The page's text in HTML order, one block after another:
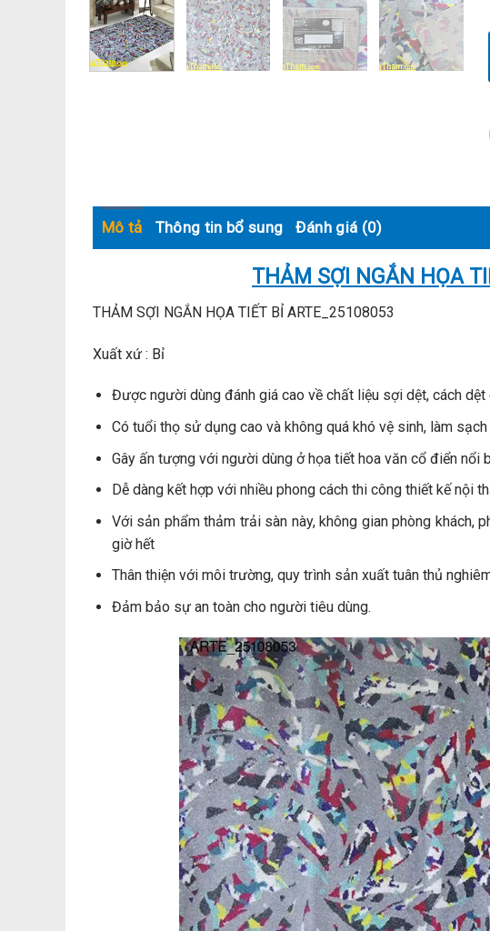
Mô tả Thông tin bổ sung Đánh giá (0)
THẢM SỢI NGẮN HỌA
THẢM SỢI NGẮN HỌA TIẾT BỈ ARTE_25108053
Xuất xứ : Bỉ
Được người dùng đánh giá cao về chất liệu sợi dệt, cách
Có tuổi thọ sử dụng cao và không quá khó vệ sinh, làm sạch
Gây ấn tượng với người dùng ở họa tiết hoa văn cổ điển nổi
Dễ dàng kết hợp với nhiều phong cách thi công thiết kế nội
Với sản phẩm thảm trải sàn này, không gian phòng khách,
giờ hết
Thân thiện với môi trường, quy trình sản xuất tuân thủ
Đảm bảo sự an toàn cho người tiêu dùng.